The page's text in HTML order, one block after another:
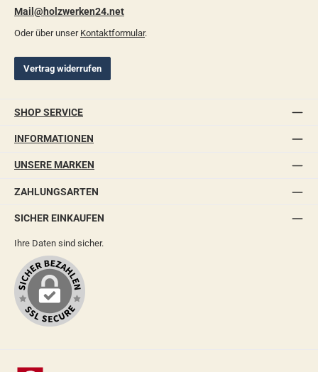
Mail@holzwerken24.net
Oder über unser Kontaktformular.
Vertrag widerrufen
SHOP SERVICE
INFORMATIONEN
UNSERE MARKEN
ZAHLUNGSARTEN
SICHER EINKAUFEN
Ihre Daten sind sicher.